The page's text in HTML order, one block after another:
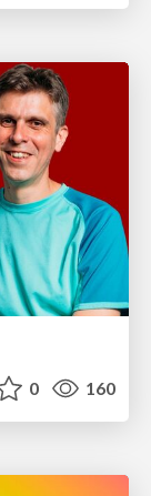
0 160